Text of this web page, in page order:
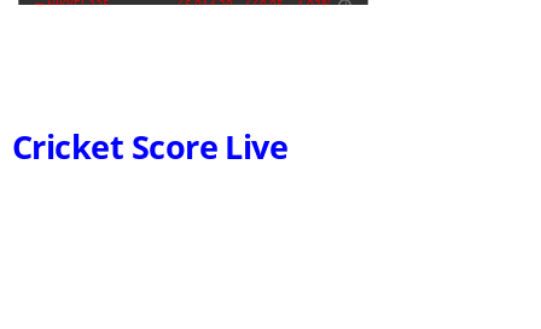
Cricket Score Live